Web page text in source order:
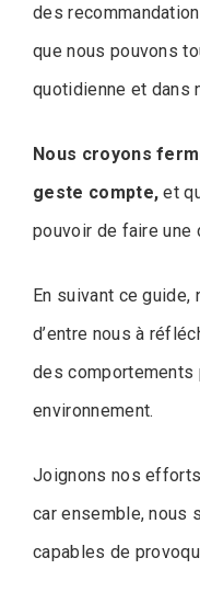
des
que nous pouvons
quotidienne et dans
Nous croyons
geste compte, et
pouvoir de faire
En suivant ce
d’entre nous à
des comportements
environnement.
Joignons nos
car ensemble, nous
capables de